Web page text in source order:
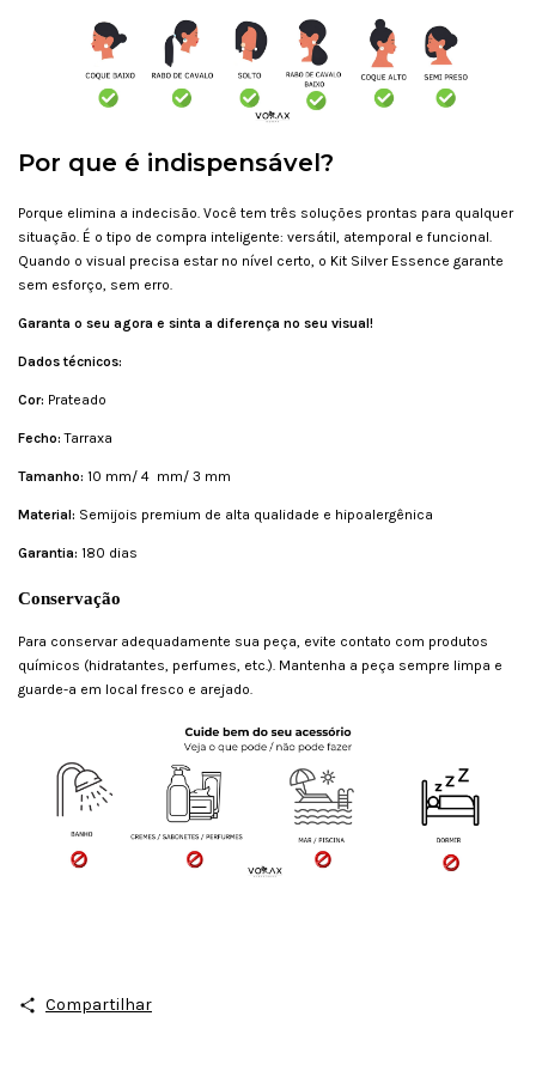
Por que é indispensável?
Porque elimina a indecisão. Você tem três soluções prontas para qualquer
situação. É o tipo de compra inteligente: versátil, atemporal e funcional.
Quando o visual precisa estar no nível certo, o Kit Silver Essence garante
sem esforço, sem erro.
Garanta o seu agora e sinta a diferença no seu visual!
Dados técnicos:
Cor: Prateado
Fecho:Tarraxa
Tamanho: 10 mm/ 4 mm/ 3 mm
Material: Semijois premium de alta qualidade e hipoalergênica
Garantia: 180 dias
Conservação
Para conservar adequadamente sua peça, evite contato com produtos
químicos (hidratantes, perfumes, etc.). Mantenha a peça sempre limpa e
guarde-a em local fresco e arejado.
Compartilhar